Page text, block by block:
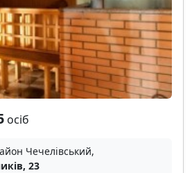
осіб
Чечелівський,
23